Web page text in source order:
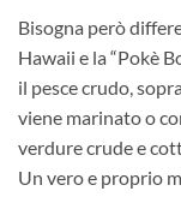
Bisogna però
Hawaii e la “Pokè
il pesce crudo,
viene marinato o
verdure crude e
Un vero e proprio